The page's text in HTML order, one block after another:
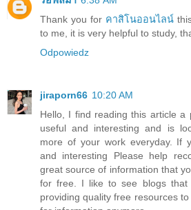
Thank you for คาสิโนออนไลน์
to me, it is very helpful to study,
Odpowiedz
jiraporn66 10:20 AM
Hello, I find reading this article a
useful and interesting and is
more of your work everyday. If
and interesting Please help
great source of information that
for free. I like to see blogs that
providing quality free resources